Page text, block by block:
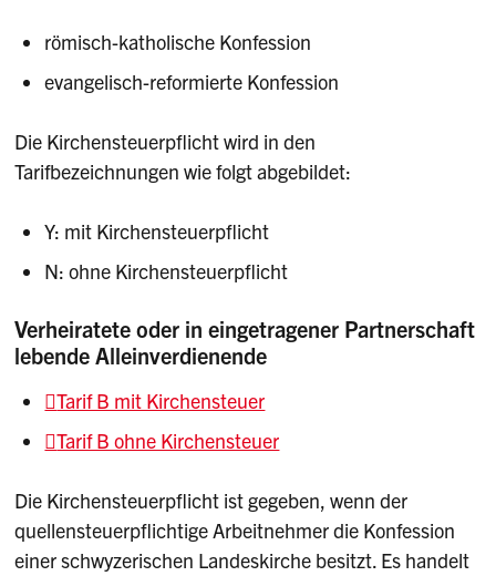
römisch-katholische Konfession
evangelisch-reformierte Konfession
Die Kirchensteuerpflicht wird in den
Tarifbezeichnungen wie folgt abgebildet:
Y: mit Kirchensteuerpflicht
N: ohne Kirchensteuerpflicht
Verheiratete oder in eingetragener Partnerschaft
lebende Alleinverdienende
Tarif B mit Kirchensteuer
Tarif B ohne Kirchensteuer
Die Kirchensteuerpflicht ist gegeben, wenn der
quellensteuerpflichtige Arbeitnehmer die Konfession
einer schwyzerischen Landeskirche besitzt. Es handelt